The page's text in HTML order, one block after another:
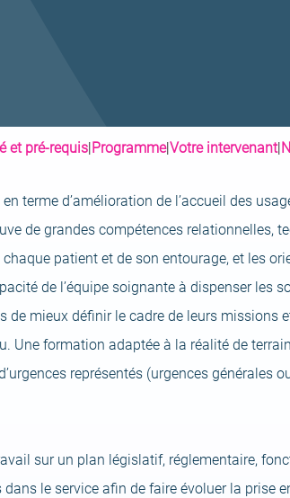
et pré-requis|Programme|Votre intervenant|
en terme d’amélioration de l’accueil des
de grandes compétences relationnelles,
patient et de son entourage, et les
de l’équipe soignante à dispenser les
de mieux définir le cadre de leurs missions
Une formation adaptée à la réalité de
représentés (urgences générales
sur un plan législatif, réglementaire,
le service afin de faire évoluer la prise